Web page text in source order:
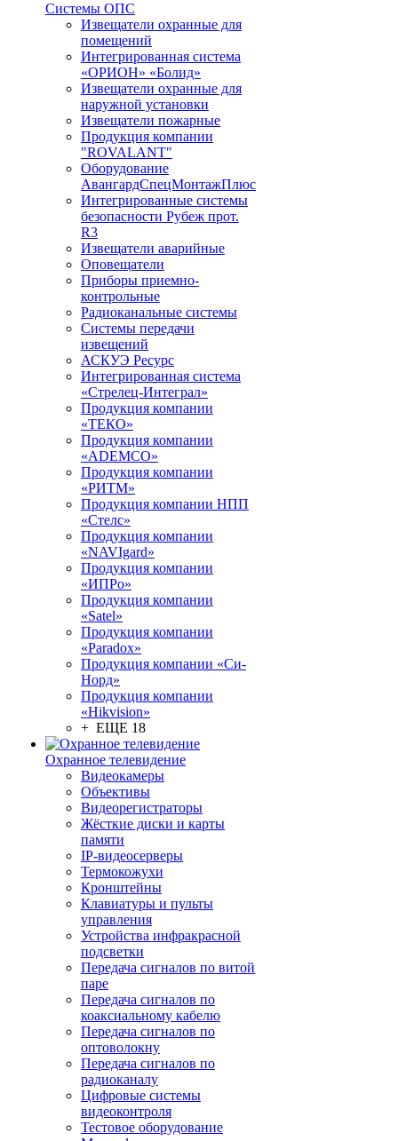
Системы ОПС
Извещатели охранные для
помещений
Интегрированная система
«ОРИОН» «Болид»
Извещатели охранные для
наружной установки
Извещатели пожарные
Продукция компании
"ROVALANT"
Оборудование
АвангардСпецМонтажПлюс
Интегрированные системы
безопасности Рубеж прот.
R3
Извещатели аварийные
Оповещатели
Приборы приемно-
контрольные
Радиоканальные системы
Системы передачи
извещений
АСКУЭ Ресурс
Интегрированная система
«Стрелец-Интеграл»
Продукция компании
«ТЕКО»
Продукция компании
«ADEMCO»
Продукция компании
«РИТМ»
Продукция компании НПП
«Стелс»
Продукция компании
«NAVIgard»
Продукция компании
«ИПРо»
Продукция компании
«Satel»
Продукция компании
«Paradox»
Продукция компании «Си-
Норд»
Продукция компании
«Hikvision»
+ ЕЩЕ 18
Охранное телевидение
Видеокамеры
Объективы
Видеорегистраторы
Жёсткие диски и карты
памяти
IP-видеосерверы
Термокожухи
Кронштейны
Клавиатуры и пульты
управления
Устройства инфракрасной
подсветки
Передача сигналов по витой
паре
Передача сигналов по
коаксиальному кабелю
Передача сигналов по
оптоволокну
Передача сигналов по
радиоканалу
Цифровые системы
видеоконтроля
Тестовое оборудование